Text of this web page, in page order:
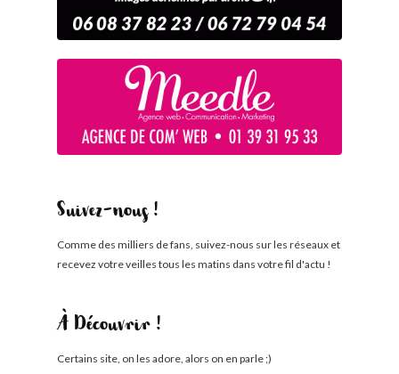
Suivez-nous !
Comme des milliers de fans, suivez-nous sur les réseaux et
recevez votre veilles tous les matins dans votre fil d'actu !
À Découvrir !
Certains site, on les adore, alors on en parle ;)